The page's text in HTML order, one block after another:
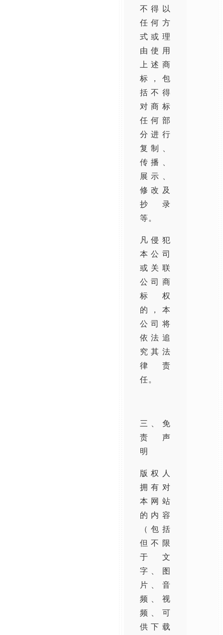
不得以
任何方
式或理
由使用
上述商
标，包
括不得
对商标
任何部
分进行
复制、
传播、
展示、
修改及
抄录
等。
凡侵犯
本公司
或关联
公司商
标权
的，本
公司将
依法追
究其法
律责
任。
三、免
责声
明
版权人
拥有对
本网站
的内容
（包括
但不限
于文
字、图
片、音
频、视
频、可
供下载